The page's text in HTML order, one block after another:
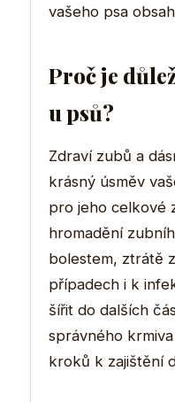
vašeho psa
Proč je
u psů?
Zdraví zubů a
krásný úsměv
pro jeho celkové
hromadění
bolestem, ztrátě
případech i k
šířit do dalších
správného
kroků k zajištění